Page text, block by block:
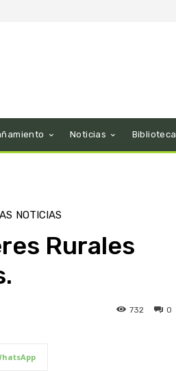
Noticias Biblioteca
NOTICIAS
Rurales
0
732